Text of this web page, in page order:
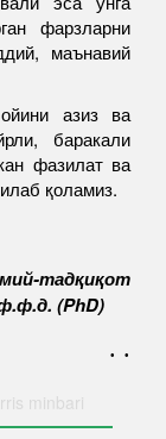
фарзларни
маънавий
азиз ва
баракали
фазилат ва
қоламиз.
тадқиқот
(PhD)
. .
minbari